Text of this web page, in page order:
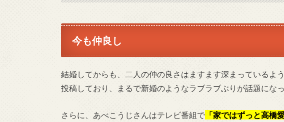
今も仲良し
結婚してからも、二人の仲の良さはますます深まっているよ
投稿しており、まるで新婚のようなラブラブぶりが話題になっ
さらに、あべこうじさんはテレビ番組で 「家ではずっと高橋